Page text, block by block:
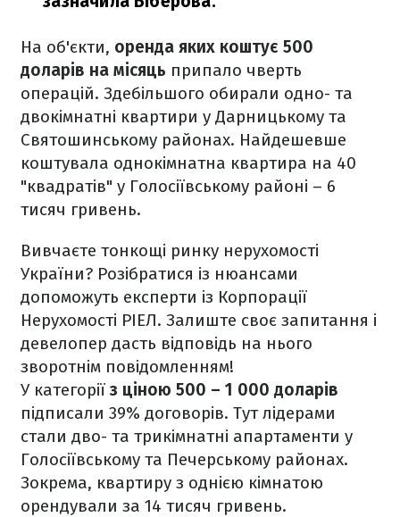
На об'єкти, оренда яких коштує 500
доларів на місяць припало чверть
операцій. Здебільшого обирали одно- та
двокімнатні квартири у Дарницькому та
Святошинському районах. Найдешевше
коштувала однокімнатна квартира на 40
"квадратів" у Голосіївському районі – 6
тисяч гривень.
Вивчаєте тонкощі ринку нерухомості
України? Розібратися із нюансами
допоможуть експерти із Корпорації
Нерухомості РІЕЛ. Залиште своє запитання і
девелопер дасть відповідь на нього
зворотнім повідомленням!
У категоріїз ціною 500 – 1 000 доларів
підписали 39% договорів. Тут лідерами
стали дво- та трикімнатні апартаменти у
Голосіївському та Печерському районах.
Зокрема, квартиру з однією кімнатою
орендували за 14 тисяч гривень.